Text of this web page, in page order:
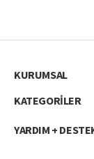
KURUMSAL
KATEGORİLER
YARDIM +